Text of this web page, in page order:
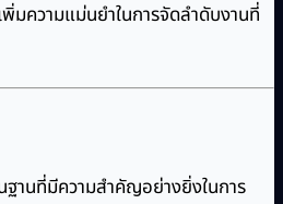
พิ่มความแม่นยำในการจัดลำดับงานที่
านที่มีความสำคัญอย่างยิ่งในการ